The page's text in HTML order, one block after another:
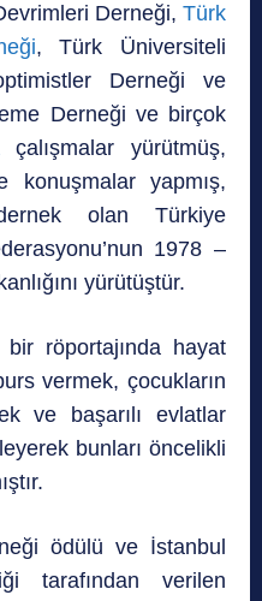
Derneği, Türk
, Türk Üniversiteli
Derneği ve
Derneği ve birçok
çalışmalar yürütmüş,
konuşmalar yapmış,
olan Türkiye
1978 –
yürütüştür.
röportajında hayat
vermek, çocukların
ve başarılı evlatlar
bunları öncelikli
ödülü ve İstanbul
tarafından verilen